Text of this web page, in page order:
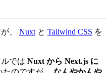
、 Nuxt と Tailwind CSS を
では Nuxt から Next.js に